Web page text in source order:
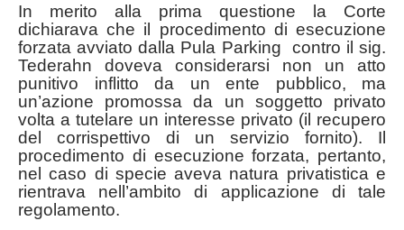
In merito alla prima questione la Corte
dichiarava che il procedimento di esecuzione
forzata avviato dalla Pula Parking contro il sig.
Tederahn doveva considerarsi non un atto
punitivo inflitto da un ente pubblico, ma
un’azione promossa da un soggetto privato
volta a tutelare un interesse privato (il recupero
del corrispettivo di un servizio fornito). Il
procedimento di esecuzione forzata, pertanto,
nel caso di specie aveva natura privatistica e
rientrava nell’ambito di applicazione di tale
regolamento.